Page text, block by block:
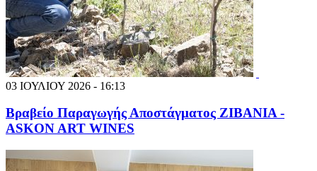
03 ΙΟΥΛΙΟΥ 2026 - 16:13
Βραβείο Παραγωγής Αποστάγματος ΖΙΒΑΝΙΑ -
ASKON ART WINES